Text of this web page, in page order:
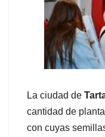
La ciudad de
cantidad de
con cuyas